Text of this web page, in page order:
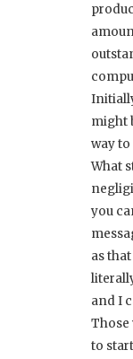
might
way
What
you
as
and I
Those
to